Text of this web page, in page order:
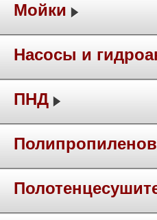
Мойки
Насосы и
ПНД